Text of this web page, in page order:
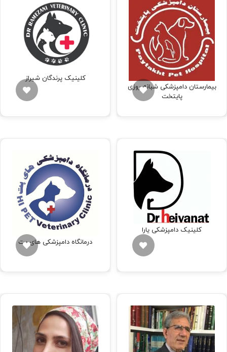
بیمارستان دامپزشکی شبانه روزی
پایتخت
کلینیک پرندگان شیراز
کلینیک دامپزشکی یارا
درمانگاه دامپزشکی های پت